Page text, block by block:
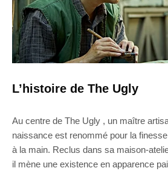
L’histoire de The Ugly
Au centre de The Ugly , un maître
naissance est renommé pour la
à la main. Reclus dans sa maison-
il mène une existence en apparence